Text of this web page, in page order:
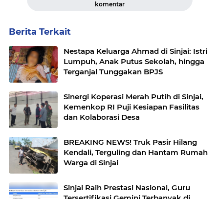
komentar
Berita Terkait
Nestapa Keluarga Ahmad di Sinjai: Istri
Lumpuh, Anak Putus Sekolah, hingga
Terganjal Tunggakan BPJS
Sinergi Koperasi Merah Putih di Sinjai,
Kemenkop RI Puji Kesiapan Fasilitas
dan Kolaborasi Desa
BREAKING NEWS! Truk Pasir Hilang
Kendali, Terguling dan Hantam Rumah
Warga di Sinjai
Sinjai Raih Prestasi Nasional, Guru